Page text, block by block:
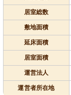
居室総数
敷地面積
延床面積
居室面積
運営法人
運営者所在地